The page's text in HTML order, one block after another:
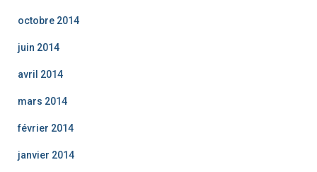
octobre 2014
juin 2014
avril 2014
mars 2014
février 2014
janvier 2014